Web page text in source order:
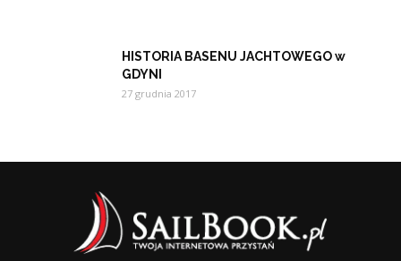
HISTORIA BASENU JACHTOWEGO w
GDYNI
27 grudnia 2017